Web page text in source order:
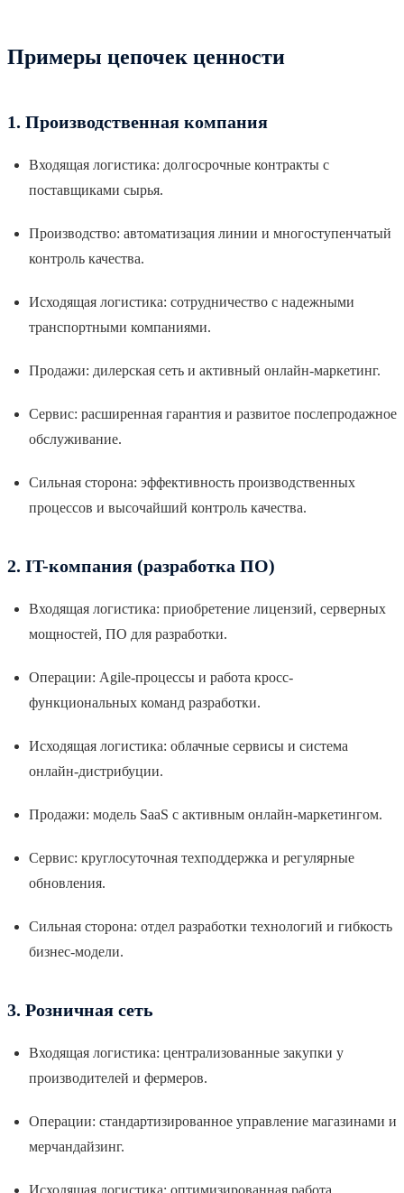
Примеры цепочек ценности
1. Производственная компания
Входящая логистика: долгосрочные контракты с
поставщиками сырья.
Производство: автоматизация линии и многоступенчатый
контроль качества.
Исходящая логистика: сотрудничество с надежными
транспортными компаниями.
Продажи: дилерская сеть и активный онлайн-маркетинг.
Сервис: расширенная гарантия и развитое послепродажное
обслуживание.
Сильная сторона: эффективность производственных
процессов и высочайший контроль качества.
2. IT-компания (разработка ПО)
Входящая логистика: приобретение лицензий, серверных
мощностей, ПО для разработки.
Операции: Agile-процессы и работа кросс-
функциональных команд разработки.
Исходящая логистика: облачные сервисы и система
онлайн-дистрибуции.
Продажи: модель SaaS с активным онлайн-маркетингом.
Сервис: круглосуточная техподдержка и регулярные
обновления.
Сильная сторона: отдел разработки технологий и гибкость
бизнес-модели.
3. Розничная сеть
Входящая логистика: централизованные закупки у
производителей и фермеров.
Операции: стандартизированное управление магазинами и
мерчандайзинг.
Исходящая логистика: оптимизированная работа